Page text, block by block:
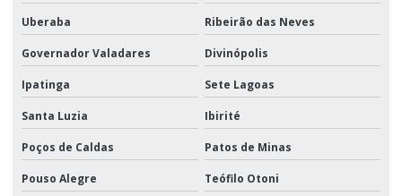
Uberaba Ribeirão das Neves
Governador Valadares Divinópolis
Ipatinga Sete Lagoas
Santa Luzia Ibirité
Poços de Caldas Patos de Minas
Pouso Alegre Teófilo Otoni